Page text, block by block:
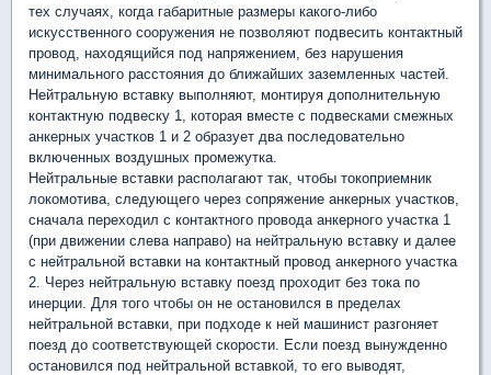
тех случаях, когда габаритные размеры какого-либо
искусственного сооружения не позволяют подвесить контактный
провод, находящийся под напряжением, без нарушения
минимального расстояния до ближайших заземленных частей.
Нейтральную вставку выполняют, монтируя дополнительную
контактную подвеску 1, которая вместе с подвесками смежных
анкерных участков 1 и 2 образует два последовательно
включенных воздушных промежутка.
Нейтральные вставки располагают так, чтобы токоприемник
локомотива, следующего через сопряжение анкерных участков,
сначала переходил с контактного провода анкерного участка 1
(при движении слева направо) на нейтральную вставку и далее
с нейтральной вставки на контактный провод анкерного участка
2. Через нейтральную вставку поезд проходит без тока по
инерции. Для того чтобы он не остановился в пределах
нейтральной вставки, при подходе к ней машинист разгоняет
поезд до соответствующей скорости. Если поезд вынужденно
остановился под нейтральной вставкой, то его выводят,